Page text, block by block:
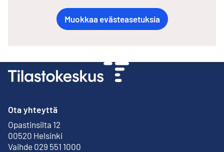
Muokkaa evästeasetuksia
Ota yhteyttä
Opastinsilta 12
00520 Helsinki
Ulkoinen linkki
Vaihde 029 551 1000